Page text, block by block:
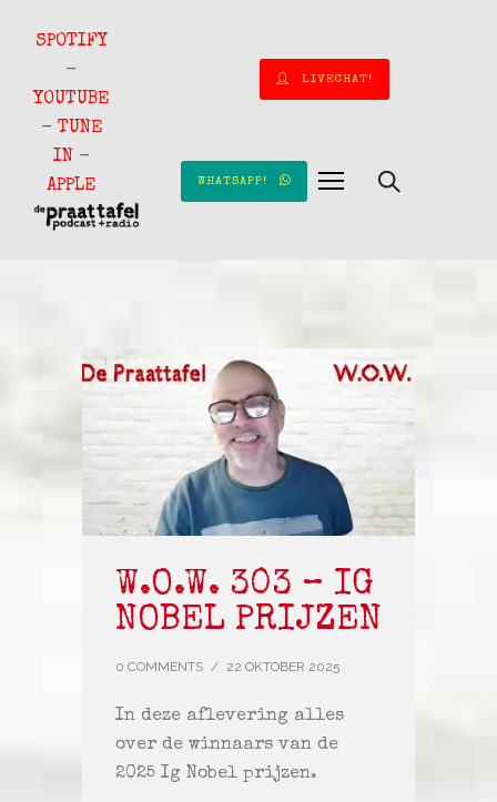
SPOTIFY
-
YOUTUBE
- TUNE
IN -
APPLE
LIVECHAT!
WHATSAPP!
W.O.W. 303 – IG
NOBEL PRIJZEN
0 COMMENTS / 22 OKTOBER 2025
In deze aflevering alles
over de winnaars van de
2025 Ig Nobel prijzen.